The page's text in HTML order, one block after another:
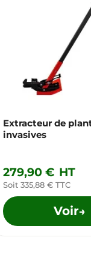
Extracteur de
invasives
279,90 € HT
Soit 335,88 € TTC
Voir→